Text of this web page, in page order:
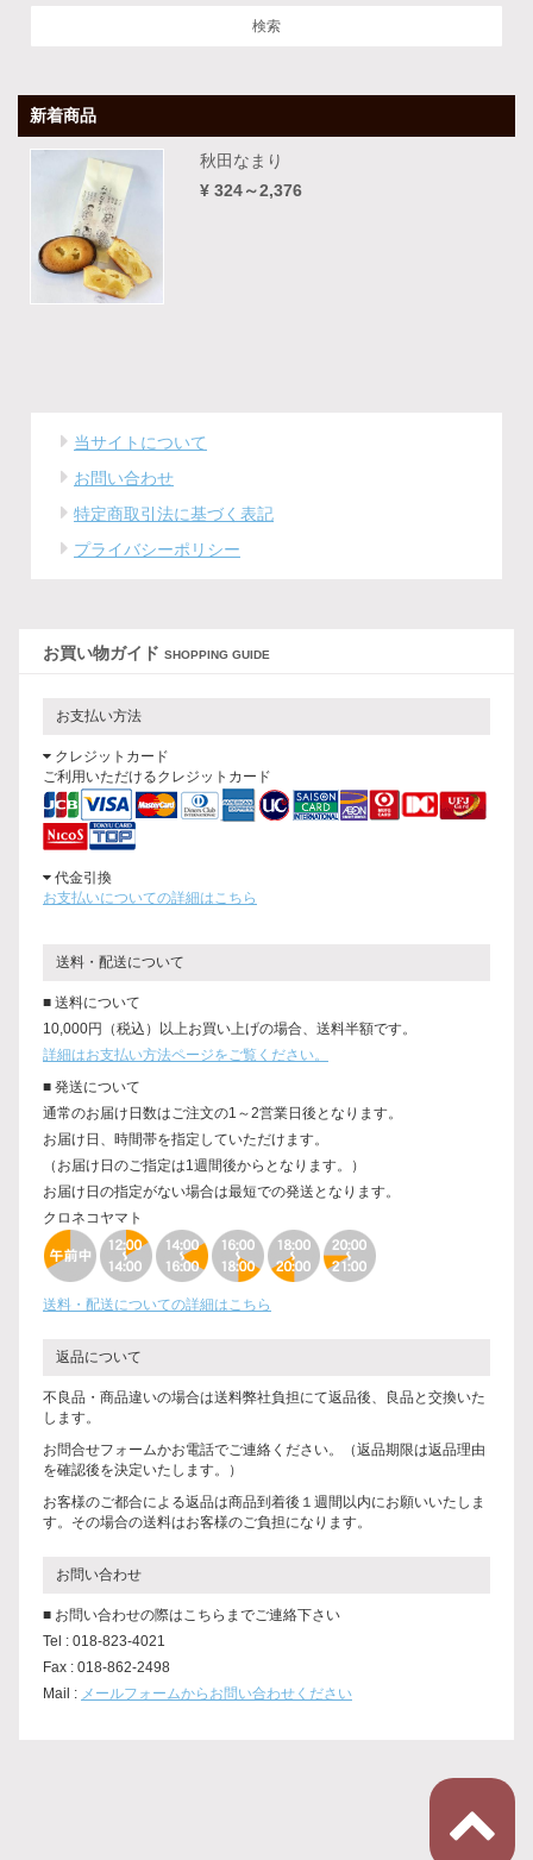
新着商品
秋田なまり
¥ 324～2,376
当サイトについて
お問い合わせ
特定商取引法に基づく表記
プライバシーポリシー
お買い物ガイド SHOPPING GUIDE
お支払い方法
クレジットカード
ご利用いただけるクレジットカード
代金引換
お支払いについての詳細はこちら
送料・配送について
■ 送料について
10,000円（税込）以上お買い上げの場合、送料半額です。
詳細はお支払い方法ページをご覧ください。
■ 発送について
通常のお届け日数はご注文の1～2営業日後となります。
お届け日、時間帯を指定していただけます。
（お届け日のご指定は1週間後からとなります。）
お届け日の指定がない場合は最短での発送となります。
クロネコヤマト
送料・配送についての詳細はこちら
返品について
不良品・商品違いの場合は送料弊社負担にて返品後、良品と交換いた
します。
お問合せフォームかお電話でご連絡ください。（返品期限は返品理由
を確認後を決定いたします。）
お客様のご都合による返品は商品到着後１週間以内にお願いいたしま
す。その場合の送料はお客様のご負担になります。
お問い合わせ
■ お問い合わせの際はこちらまでご連絡下さい
Tel : 018-823-4021
Fax : 018-862-2498
Mail : メールフォームからお問い合わせください